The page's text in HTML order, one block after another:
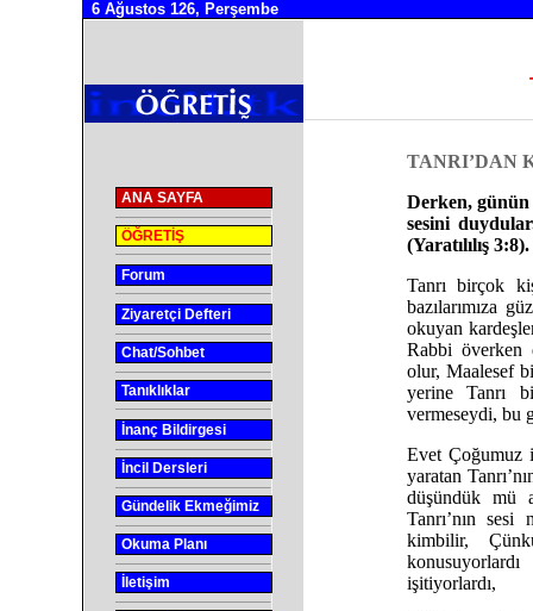
6 Ağustos 126, Perşembe
ANA SAYFA
ÖĞRETİŞ
Forum
Ziyaretçi Defteri
Chat/Sohbet
Tanıklıklar
İnanç Bildirgesi
İncil Dersleri
Gündelik Ekmeğimiz
Okuma Planı
İletişim
TANRI’DAN
Derken, günün
sesini
(Yaratılılış 3:8).
Tanrı birçok
bazılarımıza
okuyan
Rabbi överken
olur, Maalesef
yerine Tanrı
vermeseydi, bu
Evet Çoğumuz
yaratan
düşündük mü
Tanrı’nın
kimbilir,
işitiyorlardı,